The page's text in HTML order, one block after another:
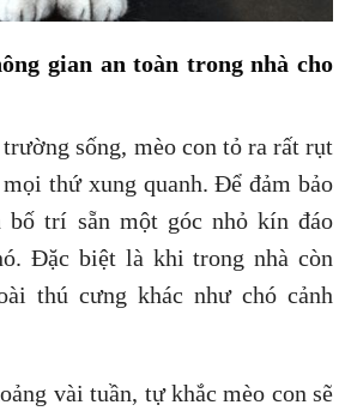
gian an toàn trong nhà cho
sống, mèo con tỏ ra rất rụt
thứ xung quanh. Để đảm bảo
bố trí sẵn một góc nhỏ kín đáo
Đặc biệt là khi trong nhà còn
thú cưng khác như chó cảnh
vài tuần, tự khắc mèo con sẽ